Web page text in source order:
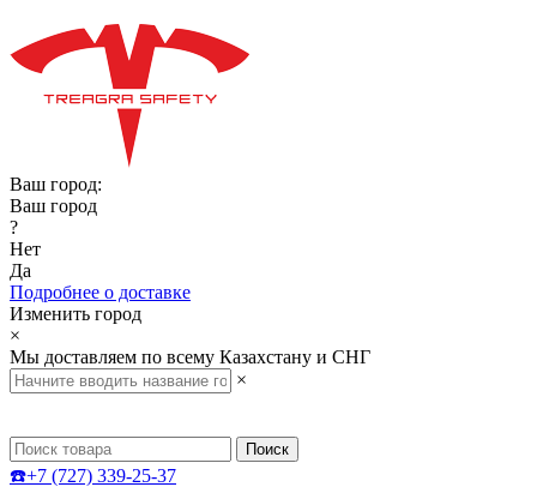
Ваш город:
Ваш город
?
Нет
Да
Подробнее о доставке
Изменить город
×
Мы доставляем по всему Казахстану и СНГ
×
Поиск
☎️+7 (727) 339-25-37